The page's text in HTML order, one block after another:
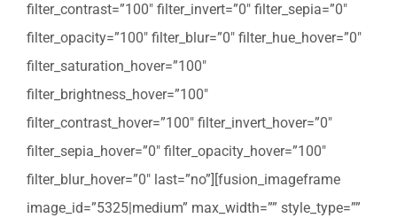
filter_contrast=”100″ filter_invert=”0″ filter_sepia=”0″
filter_opacity=”100″ filter_blur=”0″ filter_hue_hover=”0″
filter_saturation_hover=”100″
filter_brightness_hover=”100″
filter_contrast_hover=”100″ filter_invert_hover=”0″
filter_sepia_hover=”0″ filter_opacity_hover=”100″
filter_blur_hover=”0″ last=”no”][fusion_imageframe
image_id=”5325|medium” max_width=”” style_type=””